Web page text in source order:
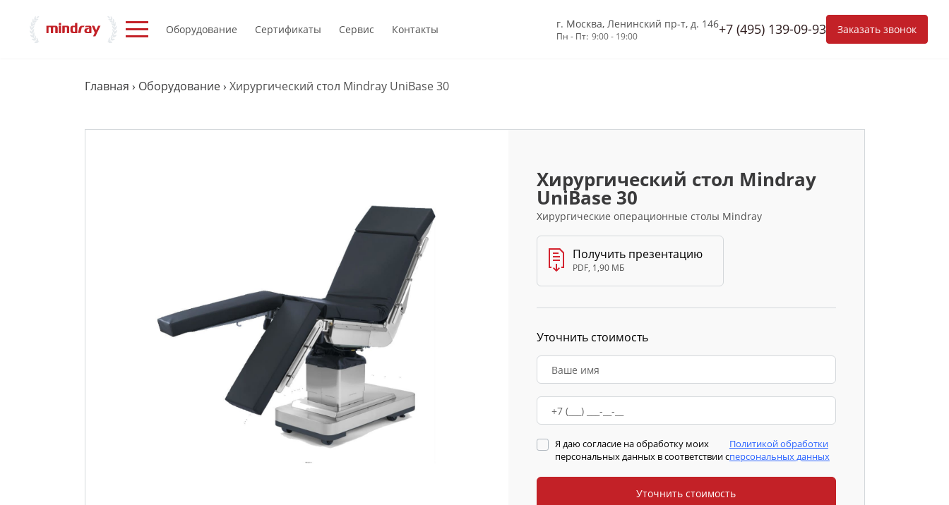
Оборудование Сертификаты Сервис Контакты г. Москва, Ленинский пр-т, д. 146
Пн - Пт: 9:00 - 19:00 +7 (495) 139-09-93 Заказать звонок
Главная › Оборудование › Хирургический стол Mindray UniBase 30
Хирургический стол Mindray
UniBase 30
Хирургические операционные столы Mindray
Получить презентацию
PDF, 1,90 МБ
Уточнить стоимость
Я даю согласие на обработку моих
персональных данных в соответствии с
Политикой обработки
персональных данных